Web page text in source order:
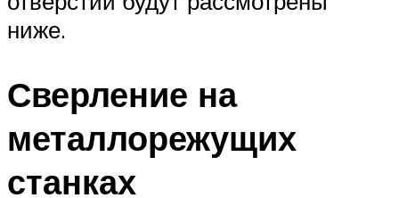
ниже.
Сверление на
металлорежущих
станках